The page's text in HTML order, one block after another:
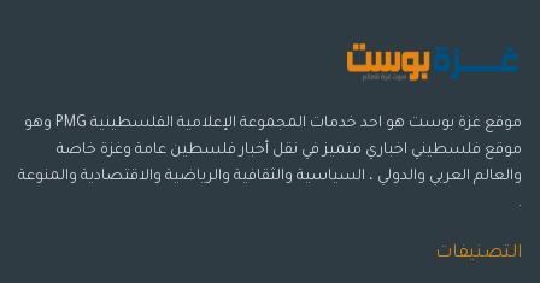
موقع غزة بوست هو احد خدمات المجموعة الإعلامية الفلسطينية PMG وهو
موقع فلسطيني اخباري متميز في نقل أخبار فلسطين عامة وغزة خاصة
والعالم العربي والدولي ، السياسية والثقافية والرياضية والاقتصادية والمنوعة
.
التصنيفات